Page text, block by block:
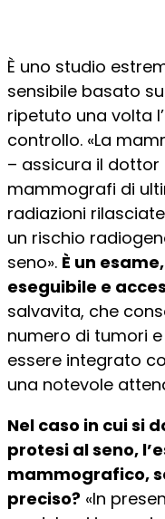
È uno studio
sensibile basato
ripetuto una volta
controllo. «La
– assicura il dottor
mammografi di
radiazioni
un rischio
seno». È un
eseguibile e
salvavita, che
numero di tumori
essere integrato
una notevole
Nel caso in cui si
protesi al seno,
mammografico,
preciso? «In